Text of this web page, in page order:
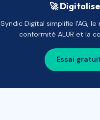
🚀
Syndic Digital simplifie l'AG,
conformité ALUR et la
Essai